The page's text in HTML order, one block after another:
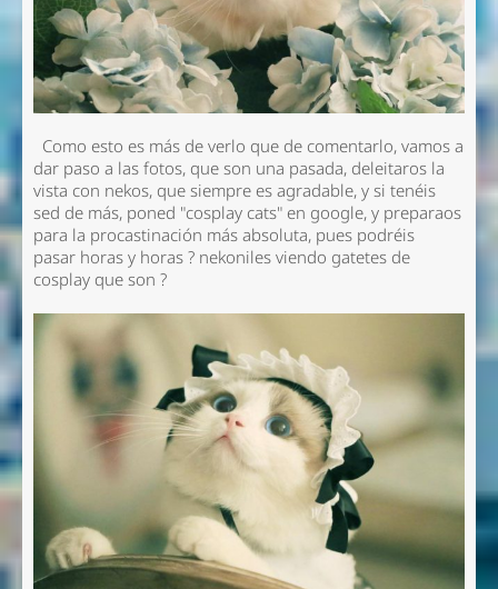
Como esto es más de verlo que de comentarlo, vamos a
dar paso a las fotos, que son una pasada, deleitaros la
vista con nekos, que siempre es agradable, y si tenéis
sed de más, poned "cosplay cats" en google, y preparaos
para la procastinación más absoluta, pues podréis
pasar horas y horas ? nekonilesviendo gatetes de
cosplay que son ?